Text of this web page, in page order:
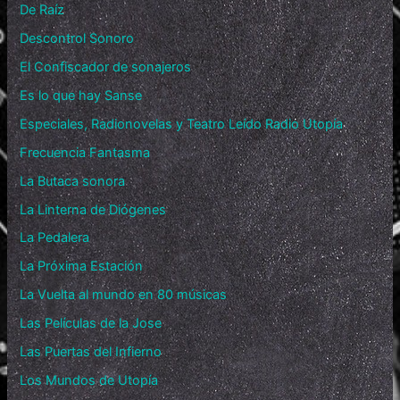
De Raíz
Descontrol Sonoro
El Confiscador de sonajeros
Es lo que hay Sanse
Especiales, Radionovelas y Teatro Leído Radio Utopía
Frecuencia Fantasma
La Butaca sonora
La Linterna de Diógenes
La Pedalera
La Próxima Estación
La Vuelta al mundo en 80 músicas
Las Películas de la Jose
Las Puertas del Infierno
Los Mundos de Utopía